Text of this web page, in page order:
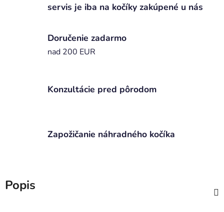
servis je iba na kočíky zakúpené u nás
Doručenie zadarmo
nad 200 EUR
Konzultácie pred pôrodom
Zapožičanie náhradného kočíka
Popis